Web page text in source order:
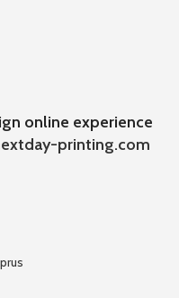
online experience
printing.com